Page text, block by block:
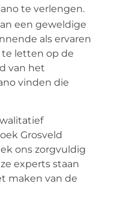
te verlengen.
een geweldige
als ervaren
te letten op de
van het
vinden die
Grosveld
ons zorgvuldig
experts staan
maken van de